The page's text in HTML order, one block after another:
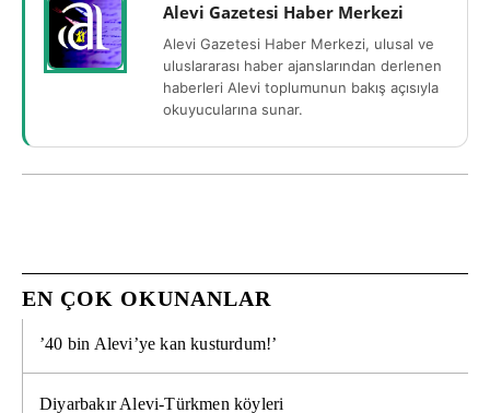
Alevi Gazetesi Haber Merkezi
Alevi Gazetesi Haber Merkezi, ulusal ve
uluslararası haber ajanslarından derlenen
haberleri Alevi toplumunun bakış açısıyla
okuyucularına sunar.
EN ÇOK OKUNANLAR
’40 bin Alevi’ye kan kusturdum!’
Diyarbakır Alevi-Türkmen köyleri